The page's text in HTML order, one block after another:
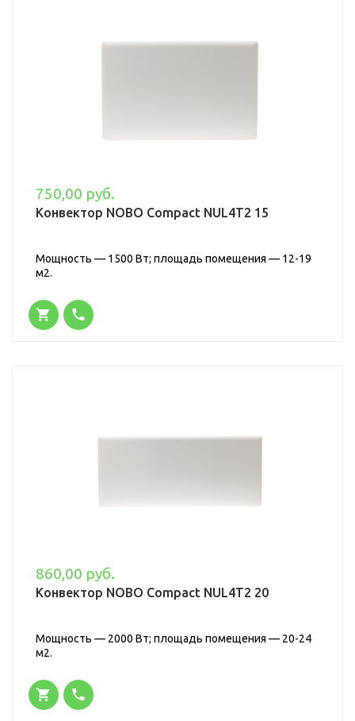
750,00 руб.
Конвектор NOBO Compact NUL4T2 15
Мощность — 1500 Вт; площадь помещения — 12-19
м2.
860,00 руб.
Конвектор NOBO Compact NUL4T2 20
Мощность — 2000 Вт; площадь помещения — 20-24
м2.